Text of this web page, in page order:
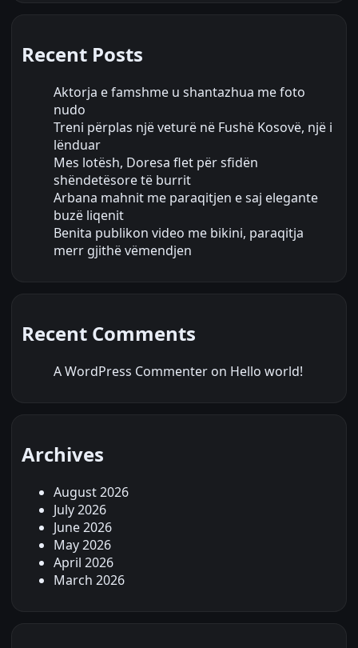
Recent Posts
Aktorja e famshme u shantazhua me foto
nudo
Treni përplas një veturë në Fushë Kosovë, një i
lënduar
Mes lotësh, Doresa flet për sfidën
shëndetësore të burrit
Arbana mahnit me paraqitjen e saj elegante
buzë liqenit
Benita publikon video me bikini, paraqitja
merr gjithë vëmendjen
Recent Comments
A WordPress Commenter on Hello world!
Archives
August 2026
July 2026
June 2026
May 2026
April 2026
March 2026